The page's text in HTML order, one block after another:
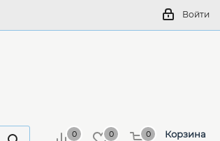
Войти
0 0 Корзина
0